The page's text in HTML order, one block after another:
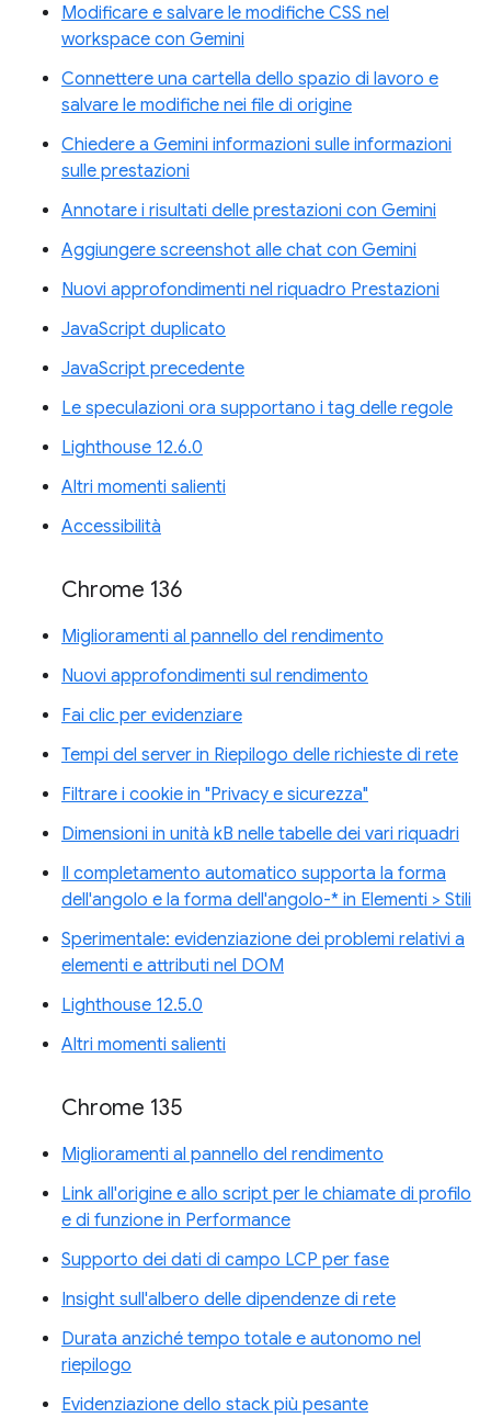
Modificare e salvare le modifiche CSS nel
workspace con Gemini
Connettere una cartella dello spazio di lavoro e
salvare le modifiche nei file di origine
Chiedere a Gemini informazioni sulle informazioni
sulle prestazioni
Annotare i risultati delle prestazioni con Gemini
Aggiungere screenshot alle chat con Gemini
Nuovi approfondimenti nel riquadro Prestazioni
JavaScript duplicato
JavaScript precedente
Le speculazioni ora supportano i tag delle regole
Lighthouse 12.6.0
Altri momenti salienti
Accessibilità
Chrome 136
Miglioramenti al pannello del rendimento
Nuovi approfondimenti sul rendimento
Fai clic per evidenziare
Tempi del server in Riepilogo delle richieste di rete
Filtrare i cookie in "Privacy e sicurezza"
Dimensioni in unità kB nelle tabelle dei vari riquadri
Il completamento automatico supporta la forma
dell'angolo e la forma dell'angolo-* in Elementi > Stili
Sperimentale: evidenziazione dei problemi relativi a
elementi e attributi nel DOM
Lighthouse 12.5.0
Altri momenti salienti
Chrome 135
Miglioramenti al pannello del rendimento
Link all'origine e allo script per le chiamate di profilo
e di funzione in Performance
Supporto dei dati di campo LCP per fase
Insight sull'albero delle dipendenze di rete
Durata anziché tempo totale e autonomo nel
riepilogo
Evidenziazione dello stack più pesante